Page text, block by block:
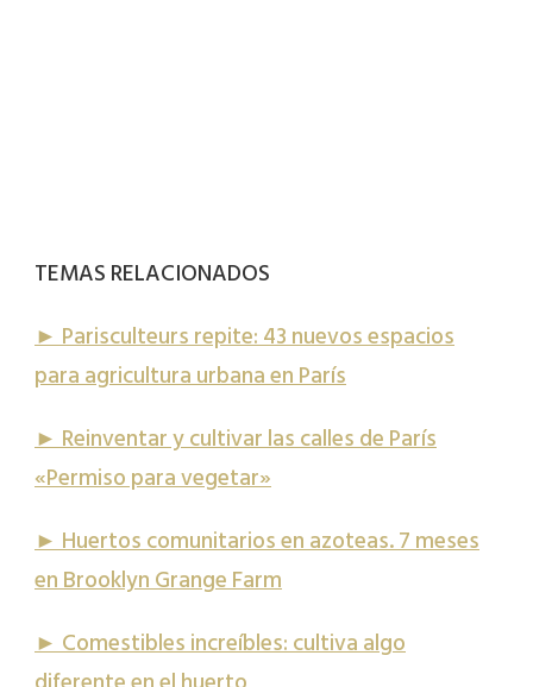
TEMAS RELACIONADOS
► Parisculteurs repite: 43 nuevos espacios
para agricultura urbana en París
► Reinventar y cultivar las calles de París
«Permiso para vegetar»
► Huertos comunitarios en azoteas. 7 meses
en Brooklyn Grange Farm
► Comestibles increíbles: cultiva algo